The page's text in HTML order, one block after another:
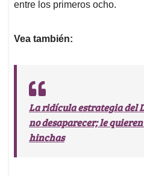
La ridícula estrategia del
no desaparecer; le
hinchas